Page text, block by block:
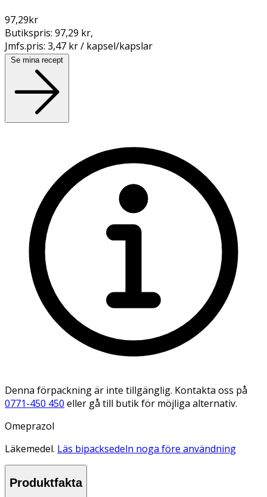
97,29kr
Butikspris: 97,29 kr,
Jmfs.pris: 3,47 kr / kapsel/kapslar
Se mina recept
Denna förpackning är inte tillgänglig. Kontakta oss på
0771-450 450 eller gå till butik för möjliga alternativ.
Omeprazol
Läkemedel. Läs bipacksedeln noga före användning
Produktfakta